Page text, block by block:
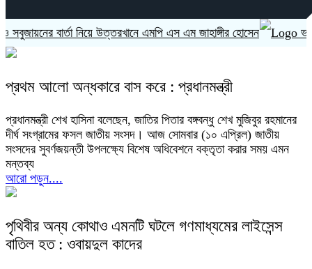
বার্তা নিয়ে উত্তরখানে এমপি এস এম জাহাঙ্গীর হোসেন ভারত
প্রথম আলো অন্ধকারে বাস করে : প্রধানমন্ত্রী
প্রধানমন্ত্রী শেখ হাসিনা বলেছেন, জাতির পিতার বঙ্গবন্ধু শেখ মুজিবুর রহমানের
দীর্ঘ সংগ্রামের ফসল জাতীয় সংসদ। আজ সোমবার (১০ এপ্রিল) জাতীয়
সংসদের সুবর্ণজয়ন্তী উপলক্ষ্যে বিশেষ অধিবেশনে বক্তৃতা করার সময় এমন
মন্তব্য
আরো পড়ুন....
পৃথিবীর অন্য কোথাও এমনটি ঘটলে গণমাধ্যমের লাইসেন্স
বাতিল হত : ওবায়দুল কাদের